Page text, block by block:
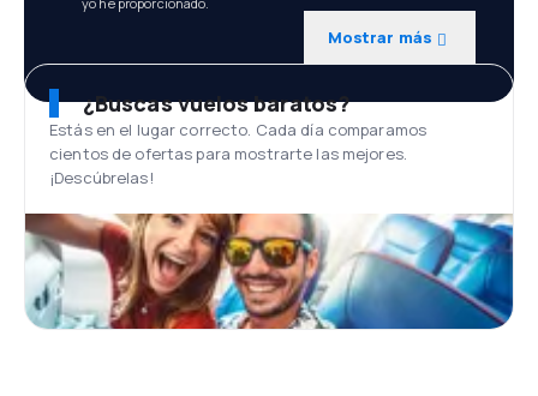
Mostrar más
¿Buscas vuelos baratos?
Estás en el lugar correcto. Cada día comparamos
cientos de ofertas para mostrarte las mejores.
¡Descúbrelas!